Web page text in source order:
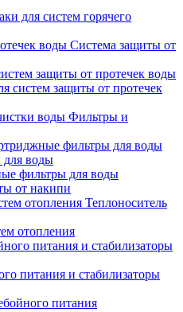
для систем горячего
Система защиты от
защиты от протечек воды
систем защиты от протечек
Фильтры и
фильтры для воды
для воды
фильтры для воды
от накипи
Теплоноситель
отопления
питания и стабилизаторы
питания